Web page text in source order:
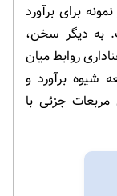
برای برآورد
به دیگر سخن،
روابط میان
شیوه برآورد و
مربعات جزئی با